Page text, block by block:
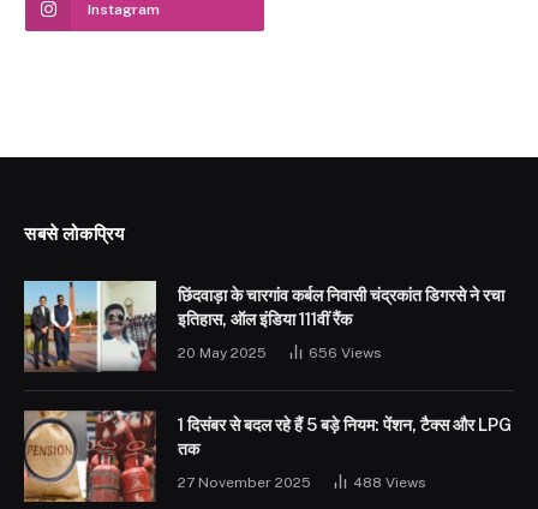
Instagram
सबसे लोकप्रिय
छिंदवाड़ा के चारगांव कर्बल निवासी चंद्रकांत डिगरसे ने रचा
इतिहास, ऑल इंडिया 111वीं रैंक
20 May 2025 656 Views
1 दिसंबर से बदल रहे हैं 5 बड़े नियम: पेंशन, टैक्स और LPG
तक
27 November 2025 488 Views